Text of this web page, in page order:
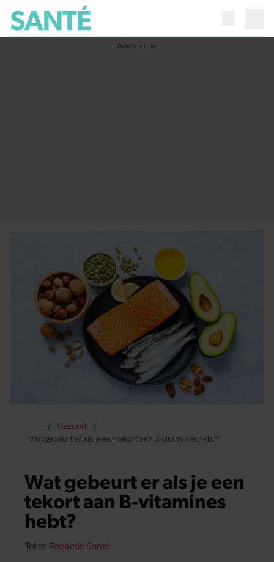
Gezond
Wat gebeurt er als je een tekort aan B-vitamines hebt?
Wat gebeurt er als je een
tekort aan B-vitamines
hebt?
Tekst: Redactie Santé